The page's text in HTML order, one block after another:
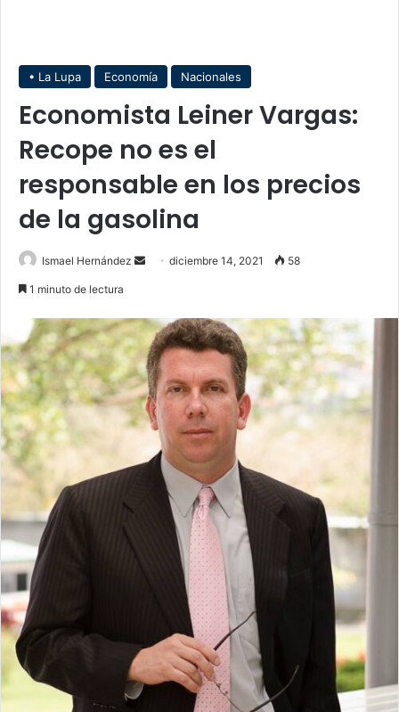
• La Lupa Economía Nacionales
Economista Leiner Vargas:
Recope no es el
responsable en los precios
de la gasolina
Ismael Hernández
Senddiciembre 14, 2021 58
1 minuto de lectura